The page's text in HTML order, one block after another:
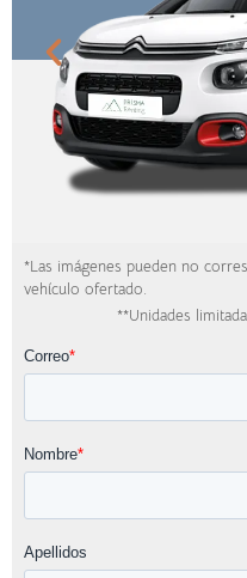
*Las imágenes pueden no
vehículo ofertado.
**Unidades